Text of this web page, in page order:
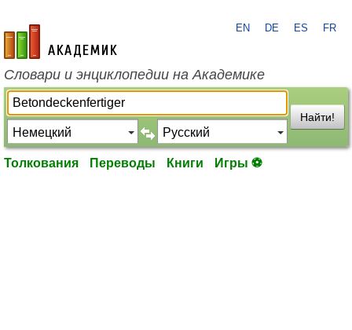
academic.ru
EN DE ES FR
Словари и энциклопедии на Академике
Найти!
Толкования Переводы Книги Игры ⚽